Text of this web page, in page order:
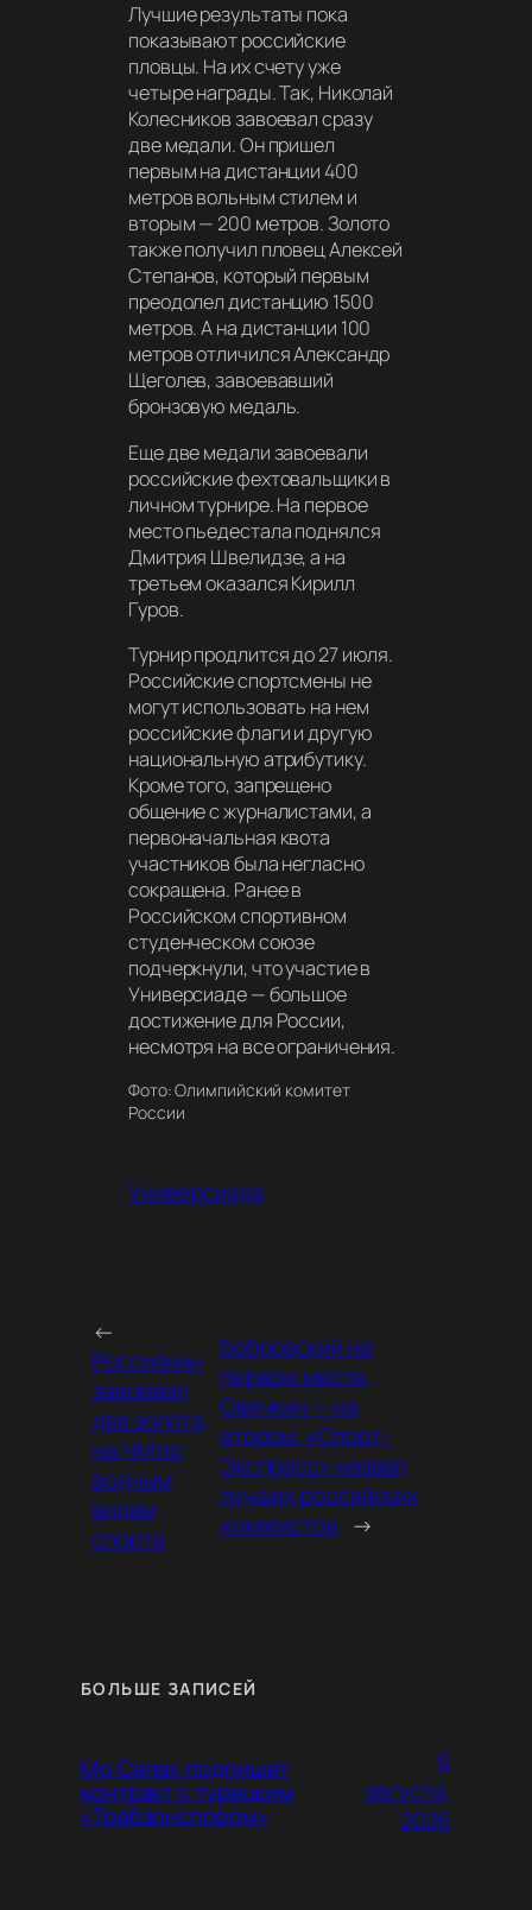
Лучшие результаты пока
показывают российские
пловцы. На их счету уже
четыре награды. Так, Николай
Колесников завоевал сразу
две медали. Он пришел
первым на дистанции 400
метров вольным стилем и
вторым — 200 метров. Золото
также получил пловец Алексей
Степанов, который первым
преодолел дистанцию 1500
метров. А на дистанции 100
метров отличился Александр
Щеголев, завоевавший
бронзовую медаль.
Еще две медали завоевали
российские фехтовальщики в
личном турнире. На первое
место пьедестала поднялся
Дмитрия Швелидзе, а на
третьем оказался Кирилл
Гуров.
Турнир продлится до 27 июля.
Российские спортсмены не
могут использовать на нем
российские флаги и другую
национальную атрибутику.
Кроме того, запрещено
общение с журналистами, а
первоначальная квота
участников была негласно
сокращена. Ранее в
Российском спортивном
студенческом союзе
подчеркнули, что участие в
Универсиаде — большое
достижение для России,
несмотря на все ограничения.
Фото: Олимпийский комитет
России
Универсиада
←
Россиянин
завоевал
два золота
на ЧМ по
водным
видам
спорта
Бобровский на
первом месте,
Овечкин — на
втором. «Спорт-
Экспресс» назвал
лучших российских
хоккеистов →
БОЛЬШЕ ЗАПИСЕЙ
Мо Салах подпишет
контракт с турецким
«Трабзонспором»
6
августа,
2026